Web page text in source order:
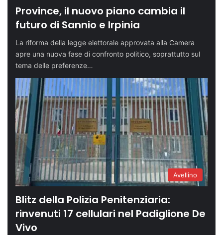
Province, il nuovo piano cambia il
futuro di Sannio e Irpinia
La riforma della legge elettorale approvata alla Camera
apre una nuova fase di confronto politico, soprattutto sul
tema delle preferenze…
Avellino
Blitz della Polizia Penitenziaria:
rinvenuti 17 cellulari nel Padiglione De
Vivo